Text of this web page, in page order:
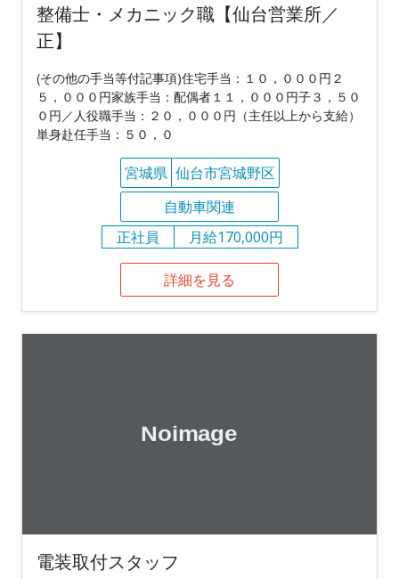
整備士・メカニック職【仙台営業所／
正】
(その他の手当等付記事項)住宅手当：１０，０００円２
５，０００円家族手当：配偶者１１，０００円子３，５０
０円／人役職手当：２０，０００円（主任以上から支給）
単身赴任手当：５０，０
宮城県 仙台市宮城野区
自動車関連
正社員
月給170,000円
詳細を見る
電装取付スタッフ